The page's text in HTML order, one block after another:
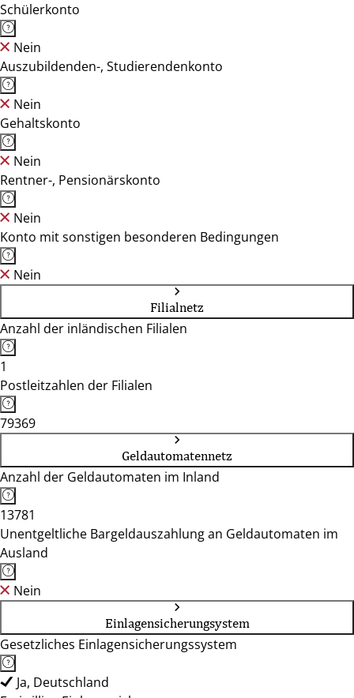
Schülerkonto
Nein
Auszubildenden-, Studierendenkonto
Nein
Gehaltskonto
Nein
Rentner-, Pensionärskonto
Nein
Konto mit sonstigen besonderen Bedingungen
Nein
Filialnetz
Anzahl der inländischen Filialen
1
Postleitzahlen der Filialen
79369
Geldautomatennetz
Anzahl der Geldautomaten im Inland
13781
Unentgeltliche Bargeldauszahlung an Geldautomaten im
Ausland
Nein
Einlagensicherungsystem
Gesetzliches Einlagensicherungssystem
Ja, Deutschland